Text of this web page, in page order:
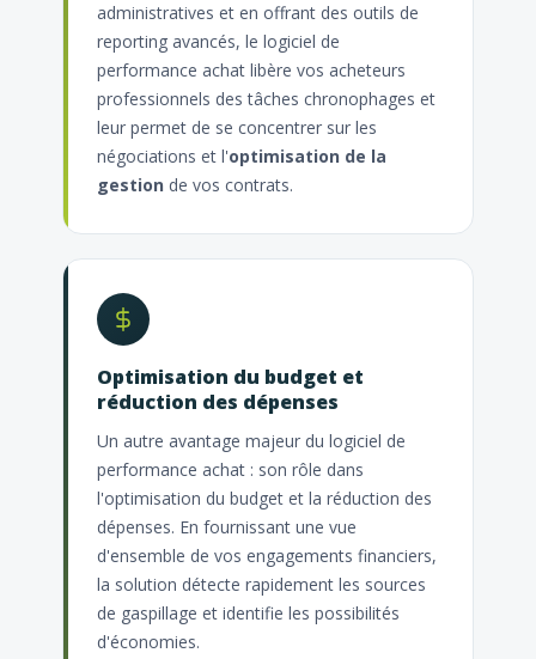
administratives et en offrant des outils de
reporting avancés, le logiciel de
performance achat libère vos acheteurs
professionnels des tâches chronophages et
leur permet de se concentrer sur les
négociations et l'optimisation de la
gestion de vos contrats.
Optimisation du budget et
réduction des dépenses
Un autre avantage majeur du logiciel de
performance achat : son rôle dans
l'optimisation du budget et la réduction des
dépenses. En fournissant une vue
d'ensemble de vos engagements financiers,
la solution détecte rapidement les sources
de gaspillage et identifie les possibilités
d'économies.